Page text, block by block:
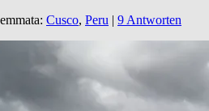
Cusco, Peru | 9 Antworten